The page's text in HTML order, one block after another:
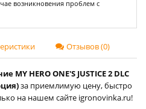
возникновения проблем с
Отзывов (0)
MY HERO ONE'S JUSTICE 2 DLC
за приемлимую цену, быстро
на нашем сайте igronovinka.ru!